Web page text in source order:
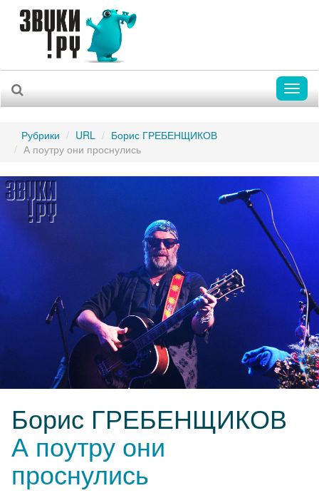
Рубрики URL
Борис ГРЕБЕНЩИКОВ
А поутру они проснулись
Борис ГРЕБЕНЩИКОВ
А поутру они
проснулись